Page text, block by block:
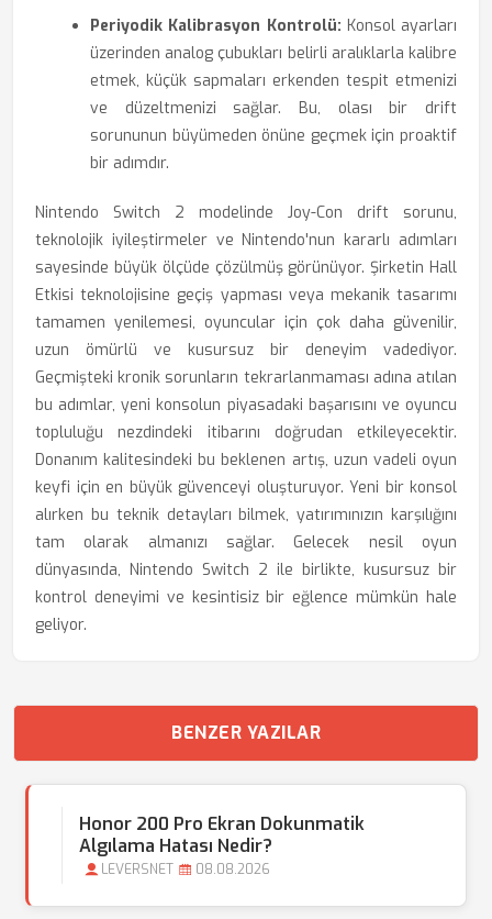
Periyodik Kalibrasyon Kontrolü: Konsol ayarları
üzerinden analog çubukları belirli aralıklarla kalibre
etmek, küçük sapmaları erkenden tespit etmenizi
ve düzeltmenizi sağlar. Bu, olası bir drift
sorununun büyümeden önüne geçmek için proaktif
bir adımdır.
Nintendo Switch 2 modelinde Joy-Con drift sorunu,
teknolojik iyileştirmeler ve Nintendo'nun kararlı adımları
sayesinde büyük ölçüde çözülmüş görünüyor. Şirketin Hall
Etkisi teknolojisine geçiş yapması veya mekanik tasarımı
tamamen yenilemesi, oyuncular için çok daha güvenilir,
uzun ömürlü ve kusursuz bir deneyim vadediyor.
Geçmişteki kronik sorunların tekrarlanmaması adına atılan
bu adımlar, yeni konsolun piyasadaki başarısını ve oyuncu
topluluğu nezdindeki itibarını doğrudan etkileyecektir.
Donanım kalitesindeki bu beklenen artış, uzun vadeli oyun
keyfi için en büyük güvenceyi oluşturuyor. Yeni bir konsol
alırken bu teknik detayları bilmek, yatırımınızın karşılığını
tam olarak almanızı sağlar. Gelecek nesil oyun
dünyasında, Nintendo Switch 2 ile birlikte, kusursuz bir
kontrol deneyimi ve kesintisiz bir eğlence mümkün hale
geliyor.
BENZER YAZILAR
Honor 200 Pro Ekran Dokunmatik
Algılama Hatası Nedir?
LEVERSNET 08.08.2026